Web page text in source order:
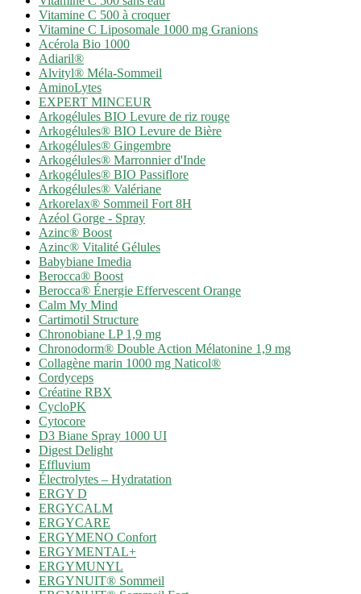
Vitamine C 500 à croquer
Vitamine C Liposomale 1000 mg Granions
Acérola Bio 1000
Adiaril®
Alvityl® Méla-Sommeil
AminoLytes
EXPERT MINCEUR
Arkogélules BIO Levure de riz rouge
Arkogélules® BIO Levure de Bière
Arkogélules® Gingembre
Arkogélules® Marronnier d'Inde
Arkogélules® BIO Passiflore
Arkogélules® Valériane
Arkorelax® Sommeil Fort 8H
Azéol Gorge - Spray
Azinc® Boost
Azinc® Vitalité Gélules
Babybiane Imedia
Berocca® Boost
Berocca® Énergie Effervescent Orange
Calm My Mind
Cartimotil Structure
Chronobiane LP 1,9 mg
Chronodorm® Double Action Mélatonine 1,9 mg
Collagène marin 1000 mg Naticol®
Cordyceps
Créatine RBX
CycloPK
Cytocore
D3 Biane Spray 1000 UI
Digest Delight
Effluvium
Électrolytes – Hydratation
ERGY D
ERGYCALM
ERGYCARE
ERGYMENO Confort
ERGYMENTAL+
ERGYMUNYL
ERGYNUIT® Sommeil